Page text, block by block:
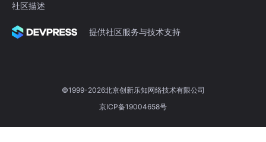
社区描述
提供社区服务与技术支持
©1999-2026北京创新乐知网络技术有限公司
京ICP备19004658号